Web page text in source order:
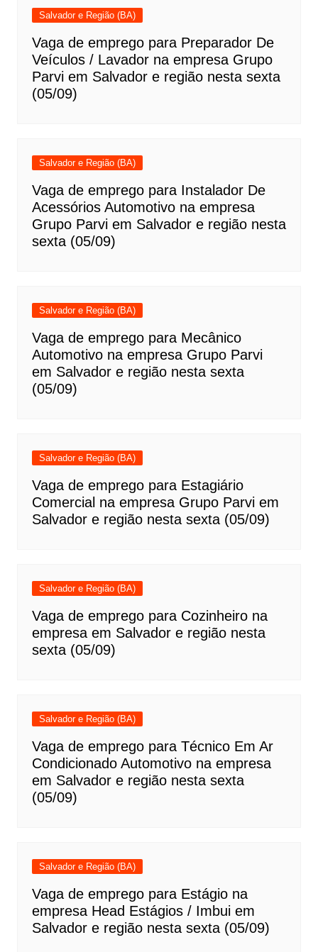
Salvador e Região (BA)
Vaga de emprego para Preparador De
Veículos / Lavador na empresa Grupo
Parvi em Salvador e região nesta sexta
(05/09)
Salvador e Região (BA)
Vaga de emprego para Instalador De
Acessórios Automotivo na empresa
Grupo Parvi em Salvador e região nesta
sexta (05/09)
Salvador e Região (BA)
Vaga de emprego para Mecânico
Automotivo na empresa Grupo Parvi
em Salvador e região nesta sexta
(05/09)
Salvador e Região (BA)
Vaga de emprego para Estagiário
Comercial na empresa Grupo Parvi em
Salvador e região nesta sexta (05/09)
Salvador e Região (BA)
Vaga de emprego para Cozinheiro na
empresa em Salvador e região nesta
sexta (05/09)
Salvador e Região (BA)
Vaga de emprego para Técnico Em Ar
Condicionado Automotivo na empresa
em Salvador e região nesta sexta
(05/09)
Salvador e Região (BA)
Vaga de emprego para Estágio na
empresa Head Estágios / Imbui em
Salvador e região nesta sexta (05/09)